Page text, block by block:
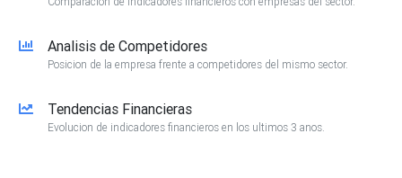
Analisis de Competidores
Posicion de la empresa frente a competidores del mismo sector.
Tendencias Financieras
Evolucion de indicadores financieros en los ultimos 3 anos.